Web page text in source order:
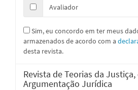
Avaliador
armazenados de acordo com a
desta revista.
Revista de Teorias da
Argumentação Jurídica